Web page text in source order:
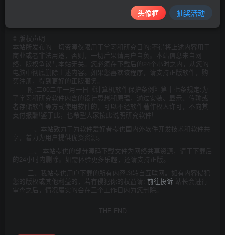
此处内容已隐藏，请评论后刷新页面查看.
版权声明
本站所发布的一切资源仅限用于学习和研究目的;不得将上述内容用于
商业或者非法用途，否则，一切后果请用户自负。本站信息来自网
络，版权争议与本站无关。您必须在下载后的24个小时之内，从您的
电脑中彻底删除上述内容。如果您喜欢该程序，请支持正版软件，购
买注册，得到更好的正版服务。
附:二00二年一月一日《计算机软件保护条例》第十七条规定:为
了学习和研究软件内含的设计思想和原理，通过安装、显示、传输或
者存储软件等方式使用软件的，可以不经软件著作权人许可，不向其
支付报酬!鉴于此，也希望大家按此说明研究软件!
一、本站致力于为软件爱好者提供国内外软件开发技术和软件共
享，着力为用户提供优资资源。
二、 本站提供的部分源码下载文件为网络共享资源，请于下载后
的24小时内删除。如需体验更多乐趣，还请支持正版。
三、我站提供用户下载的所有内容均转自互联网。如有内容侵犯
您的版权或其他利益的，若有侵犯你的权益请: 前往投诉 站长会进行
审查之后，情况属实的会在三个工作日内为您删除。
THE END
头像框 抽奖活动